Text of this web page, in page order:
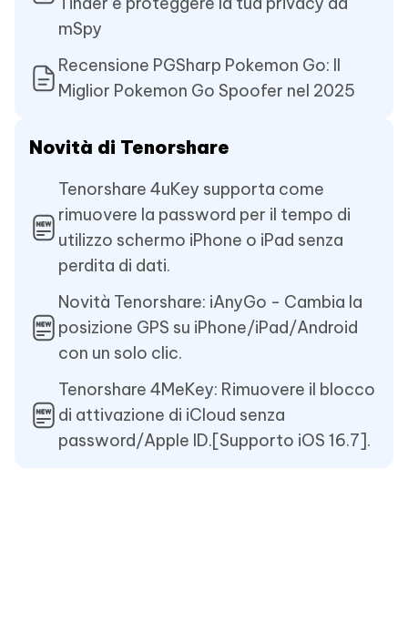
mSpy
Recensione PGSharp Pokemon Go: Il
Miglior Pokemon Go Spoofer nel 2025
Novità di Tenorshare
Tenorshare 4uKey supporta come
rimuovere la password per il tempo di
utilizzo schermo iPhone o iPad senza
perdita di dati.
Novità Tenorshare: iAnyGo - Cambia la
posizione GPS su iPhone/iPad/Android
con un solo clic.
Tenorshare 4MeKey: Rimuovere il blocco
di attivazione di iCloud senza
password/Apple ID.[Supporto iOS 16.7].